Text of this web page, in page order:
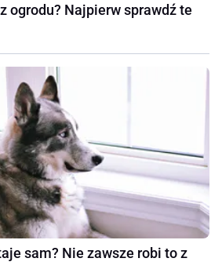
ogrodu? Najpierw sprawdź te
sam? Nie zawsze robi to z